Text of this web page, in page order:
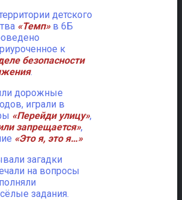
детского
«Темп»в 6Б
к
безопасности
.
дорожные
играли в
«Перейди улицу»,
запрещается»,
«Это я, это я…»
загадки
на вопросы
задания.